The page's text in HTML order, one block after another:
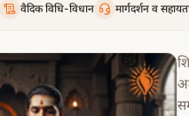
वैदिक विधि-विधान मार्गदर्शन व